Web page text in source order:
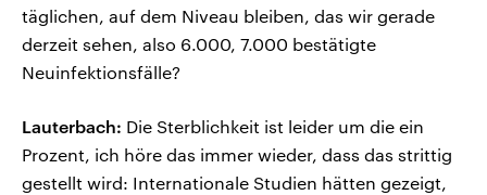
täglichen, auf dem Niveau bleiben, das wir gerade
derzeit sehen, also 6.000, 7.000 bestätigte
Neuinfektionsfälle?
Lauterbach: Die Sterblichkeit ist leider um die ein
Prozent, ich höre das immer wieder, dass das strittig
gestellt wird: Internationale Studien hätten gezeigt,